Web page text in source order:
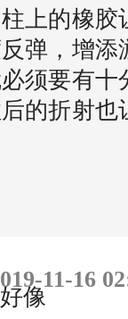
上的橡
弹，增
须要有
的折射
11-16
像